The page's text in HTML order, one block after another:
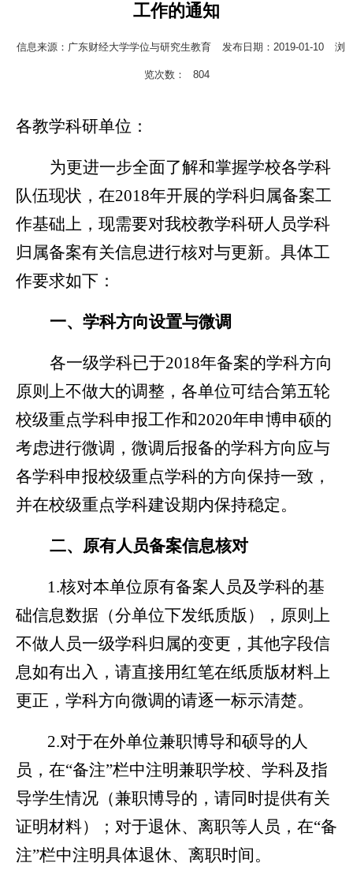
工作的通知
信息来源：广东财经大学学位与研究生教育 发布日期：2019-01-10 浏
览次数： 804
各教学科研单位：
为更进一步全面了解和掌握学校各学科
队伍现状，在2018年开展的学科归属备案工
作基础上，现需要对我校教学科研人员学科
归属备案有关信息进行核对与更新。具体工
作要求如下：
一、学科方向设置与微调
各一级学科已于2018年备案的学科方向
原则上不做大的调整，各单位可结合第五轮
校级重点学科申报工作和2020年申博申硕的
考虑进行微调，微调后报备的学科方向应与
各学科申报校级重点学科的方向保持一致，
并在校级重点学科建设期内保持稳定。
二、原有人员备案信息核对
1.核对本单位原有备案人员及学科的基
础信息数据（分单位下发纸质版），原则上
不做人员一级学科归属的变更，其他字段信
息如有出入，请直接用红笔在纸质版材料上
更正，学科方向微调的请逐一标示清楚。
2.对于在外单位兼职博导和硕导的人
员，在“备注”栏中注明兼职学校、学科及指
导学生情况（兼职博导的，请同时提供有关
证明材料）；对于退休、离职等人员，在“备
注”栏中注明具体退休、离职时间。